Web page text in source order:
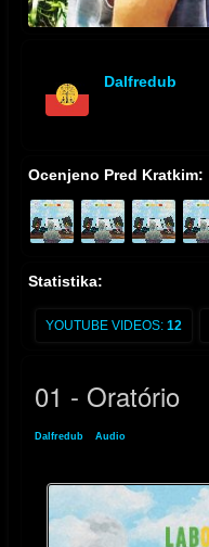
Dalfredub
Ocenjeno Pred Kratkim:
Statistika:
YOUTUBE VIDEOS: 12
01 - Oratório
Dalfredub Audio